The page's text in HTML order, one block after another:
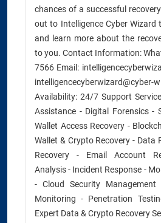
chances of a successful
out to Intelligence Cyber Wizard
and learn more about the
to you. Contact Information:
7566 Email:
intelligencecyberwizard@cyber-
Availability: 24/7 Support
Assistance - Digital Forensics -
Wallet Access Recovery -
Wallet & Crypto Recovery - Data
Recovery - Email Account
Analysis - Incident Response -
- Cloud Security
Monitoring - Penetration
Expert Data & Crypto Recovery